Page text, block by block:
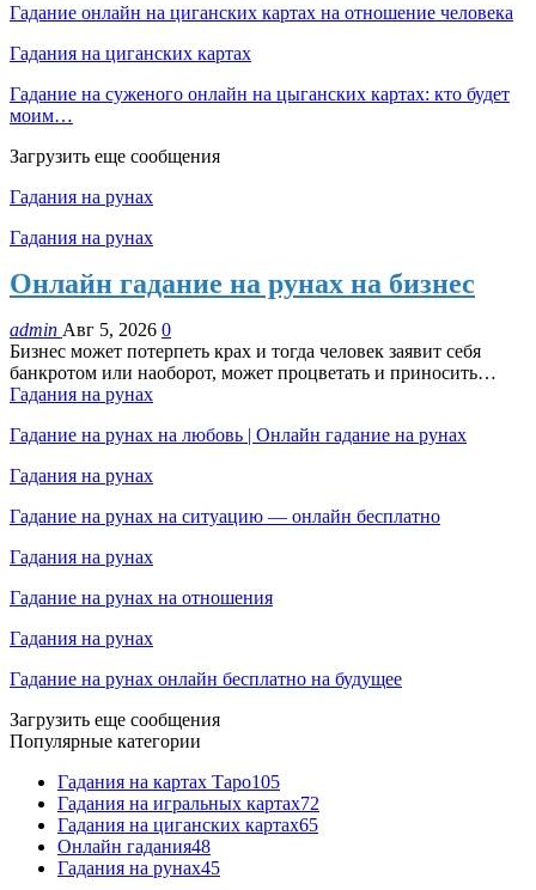
Гадание онлайн на циганских картах на отношение человека
Гадания на циганских картах
Гадание на суженого онлайн на цыганских картах: кто будет
моим…
Загрузить еще сообщения
Гадания на рунах
Гадания на рунах
Онлайн гадание на рунах на бизнес
admin Авг 5, 2026 0
Бизнес может потерпеть крах и тогда человек заявит себя
банкротом или наоборот, может процветать и приносить…
Гадания на рунах
Гадание на рунах на любовь | Онлайн гадание на рунах
Гадания на рунах
Гадание на рунах на ситуацию — онлайн бесплатно
Гадания на рунах
Гадание на рунах на отношения
Гадания на рунах
Гадание на рунах онлайн бесплатно на будущее
Загрузить еще сообщения
Популярные категории
Гадания на картах Таро105
Гадания на игральных картах72
Гадания на циганских картах65
Онлайн гадания48
Гадания на рунах45